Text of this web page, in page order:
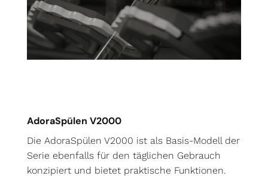
AdoraSpülen V2000
Die AdoraSpülen V2000 ist als Basis-Modell der
Serie ebenfalls für den täglichen Gebrauch
konzipiert und bietet praktische Funktionen.